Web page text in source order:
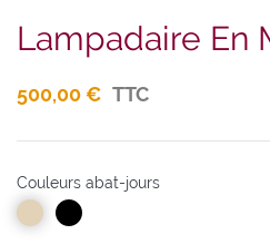
Lampadaire En
500,00 € TTC
Couleurs abat-jours